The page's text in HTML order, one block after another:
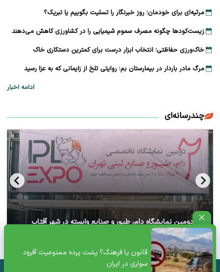
قانون یا فرهنگ؟ پشت پرده ممنوعیت آفرود
سواری در ایران
مرثیه‌ای برای خودمان؛ روز خبرنگار را تسلیت بگوییم یا تبریک؟
زیست‌کودها چگونه مصرف سموم شیمیایی را در کشاورزی کاهش می‌دهند
خاک‌ورزی حفاظتی؛ انتخاب ابزار درست برای کمترین دستکاری خاک
مرگ مادر باردار در بیمارستان بم؛ روایتی تلخ از زایمانی که به عزا رسید
ادامه اخبار
چندرسانه‌ای
آغاز دومین نمایشگاه دام، طیور و صنایع وابسته در شهر آفتاب
تهران+ ویدئو